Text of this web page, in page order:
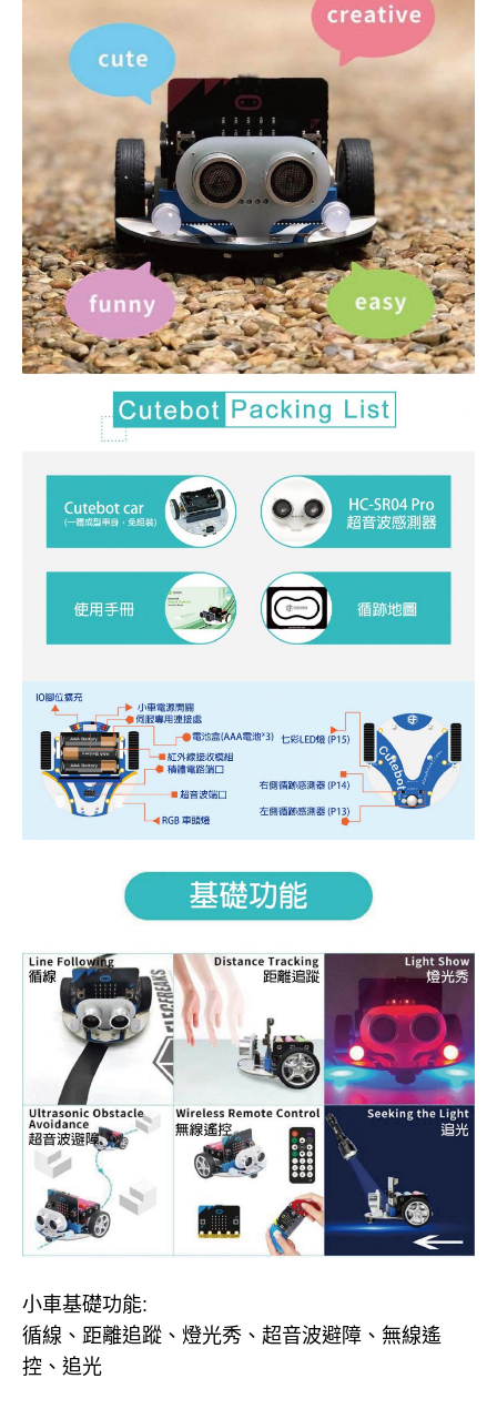
小車基礎功能:
循線、距離追蹤、燈光秀、超音波避障、無線遙
控、追光